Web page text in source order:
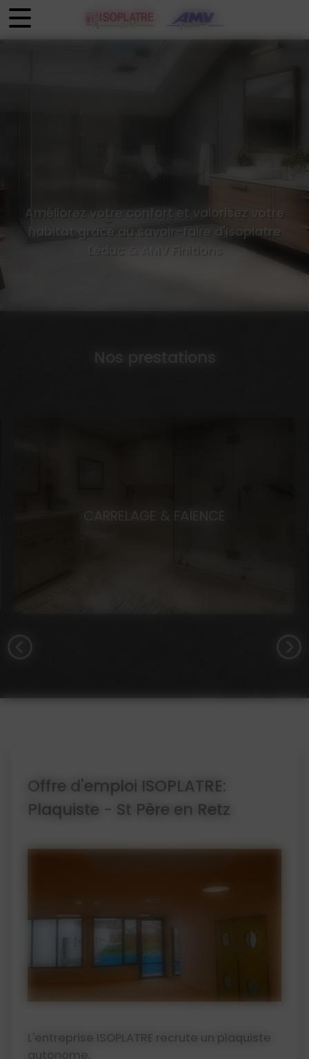
Panneau de gestion des cookies
Améliorez votre confort et valorisez votre
habitat grâce au savoir-faire d'Isoplatre
Nos prestations
AMÉNAGEMENT DE COMBLES
Offre d'emploi ISOPLATRE:
Plaquiste - St Père en Retz
L'entreprise ISOPLATRE recrute un plaquiste
autonome,